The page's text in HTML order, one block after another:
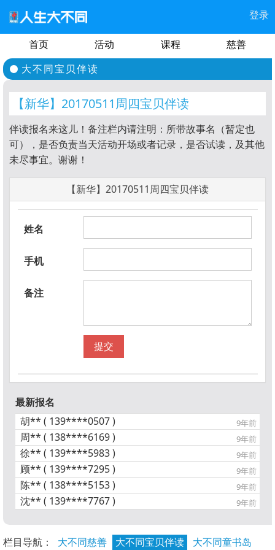
登录
首页 活动 课程
慈善
大不同宝贝伴读
【新华】20170511周四宝贝伴读
伴读报名来这儿！备注栏内请注明：所带故事名（暂定也
可），是否负责当天活动开场或者记录，是否试读，及其他
未尽事宜。谢谢！
【新华】20170511周四宝贝伴读
姓名
手机
备注
提交
最新报名
胡** ( 139****0507 )
9年前
周** ( 138****6169 ) 9年前
徐** ( 139****5983 ) 9年前
顾** ( 139****7295 ) 9年前
陈** ( 138****5153 ) 9年前
沈** ( 139****7767 ) 9年前
栏目导航： 大不同慈善 大不同宝贝伴读 大不同童书岛